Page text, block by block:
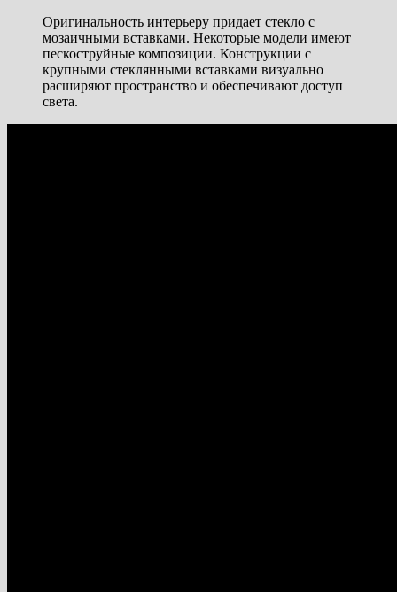
Оригинальность интерьеру придает стекло с
мозаичными вставками. Некоторые модели имеют
пескоструйные композиции. Конструкции с
крупными стеклянными вставками визуально
расширяют пространство и обеспечивают доступ
света.